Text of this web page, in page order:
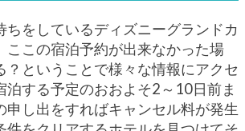
ちをしているディズニーグランドカ
ここの宿泊予約が出来なかった場
？ということで様々な情報にアクセ
泊する予定のおおよそ2～10日前ま
申し出をすればキャンセル料が発生